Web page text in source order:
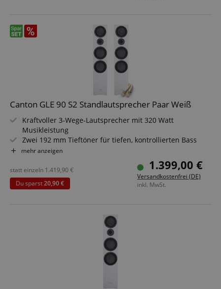
Canton GLE 90 S2 Standlautsprecher Paar Weiß
Kraftvoller 3-Wege-Lautsprecher mit 320 Watt
Musikleistung
Zwei 192 mm Tieftöner für tiefen, kontrollierten Bass
174 mm Mitteltöner aus Aluminium Titan Black für
25 mm Hochtöner mit Waveguide für präzise Höhen
Elegantes Design mit magnetischer Stoffabdeckung
Ideal für Stereo- und Heimkino-Systeme geeignet
mehr anzeigen
1.399,00 €
Versandkostenfrei (DE)
inkl. MwSt.
statt einzeln 1.419,90 €
Du sparst20,90 €